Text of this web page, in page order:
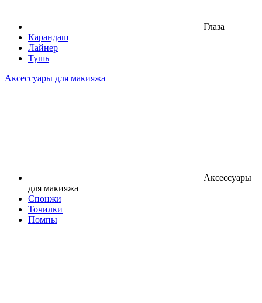
Глаза
Карандаш
Лайнер
Тушь
Аксессуары для макияжа
Аксессуары
для макияжа
Спонжи
Точилки
Помпы